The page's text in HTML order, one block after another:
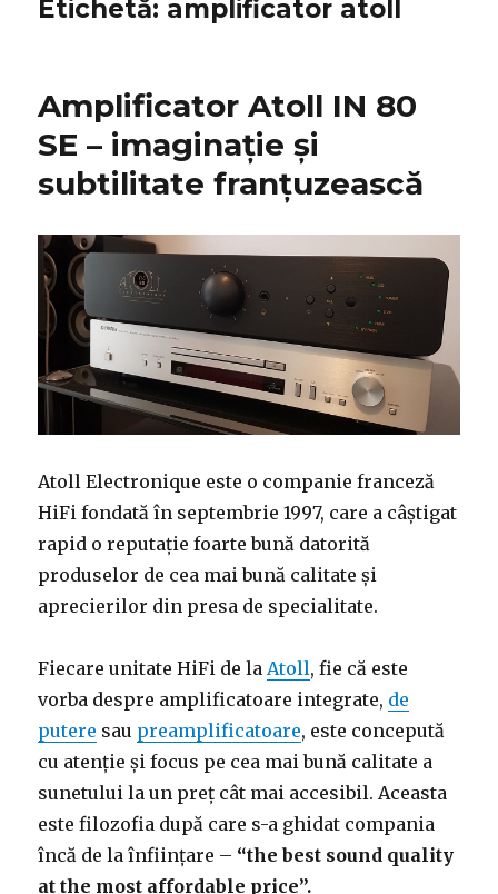
Etichetă: amplificator atoll
Amplificator Atoll IN 80
SE – imaginație și
subtilitate franțuzească
Atoll Electronique este o companie franceză
HiFi fondată în septembrie 1997, care a câștigat
rapid o reputație foarte bună datorită
produselor de cea mai bună calitate și
aprecierilor din presa de specialitate.
Fiecare unitate HiFi de laAtoll, fie că este
vorba despre amplificatoare integrate, de
putere sau preamplificatoare, este concepută
cu atenție și focus pe cea mai bună calitate a
sunetului la un preț cât mai accesibil. Aceasta
este filozofia după care s-a ghidat compania
încă de la înființare – “the best sound quality
at the most affordable price”.